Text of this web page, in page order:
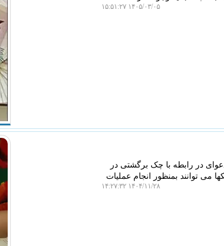
۱۴۰۵/۰۳/۰۵ ۱۵:۵۱:۲۷
در رابطه با چک برگشتی در
می توانند بمنظور انجام عملیات
۱۴۰۴/۱۱/۲۸ ۱۴:۲۷:۳۲